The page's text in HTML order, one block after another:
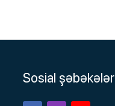
Sosial şəbəkələr